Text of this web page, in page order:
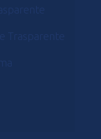
Trasparente